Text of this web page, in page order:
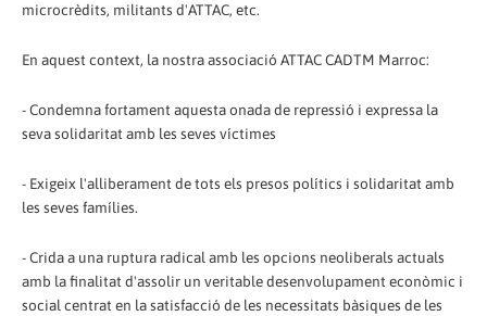
microcrèdits, militants d'ATTAC, etc.
En aquest context, la nostra associació ATTAC CADTM Marroc:
- Condemna fortament aquesta onada de repressió i expressa la
seva solidaritat amb les seves víctimes
- Exigeix l'alliberament de tots els presos polítics i solidaritat amb
les seves famílies.
- Crida a una ruptura radical amb les opcions neoliberals actuals
amb la finalitat d'assolir un veritable desenvolupament econòmic i
social centrat en la satisfacció de les necessitats bàsiques de les